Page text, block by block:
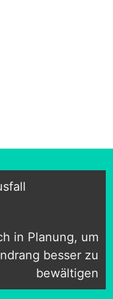
in Planung, um
besser zu
bewältigen